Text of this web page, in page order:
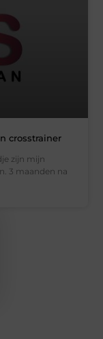
crosstrainer
zijn mijn
3 maanden na